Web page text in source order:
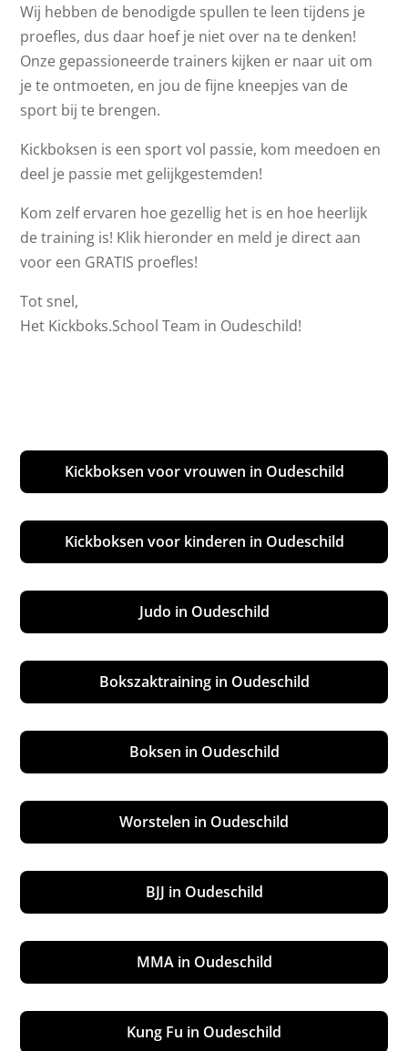
Wij hebben de benodigde spullen te leen tijdens je
proefles, dus daar hoef je niet over na te denken!
Onze gepassioneerde trainers kijken er naar uit om
je te ontmoeten, en jou de fijne kneepjes van de
sport bij te brengen.
Kickboksen is een sport vol passie, kom meedoen en
deel je passie met gelijkgestemden!
Kom zelf ervaren hoe gezellig het is en hoe heerlijk
de training is! Klik hieronder en meld je direct aan
voor een GRATIS proefles!
Tot snel,
Het Kickboks.School Team in Oudeschild!
Kickboksen voor vrouwen in Oudeschild
Kickboksen voor kinderen in Oudeschild
Judo in Oudeschild
Bokszaktraining in Oudeschild
Boksen in Oudeschild
Worstelen in Oudeschild
BJJ in Oudeschild
MMA in Oudeschild
Kung Fu in Oudeschild